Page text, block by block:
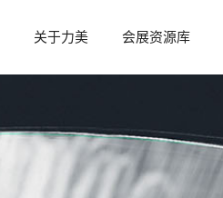
关于力美 会展资源库